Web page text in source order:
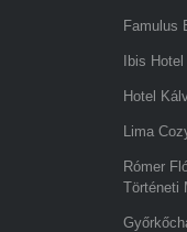
Famulus
Ibis Hotel
Hotel
Lima
Rómer
Történeti